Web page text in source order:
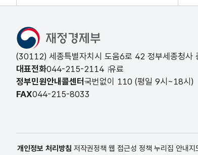
(30112) 세종특별자치시 도움6로 42 정부세종청사
대표전화044-215-2114 유료
정부민원안내콜센터 국번없이 110 (평일 9시~18시)
FAX044-215-8033
개인정보 처리방침 저작권정책 웹 접근성 정책 누리집 안내지